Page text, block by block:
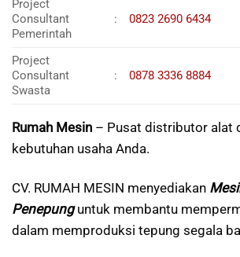
Project
Consultant
Pemerintah
: 0823 2690 6434
Project
Consultant
Swasta
: 0878 3336 8884
Rumah Mesin – Pusat distributor alat
kebutuhan usaha Anda.
CV. RUMAH MESIN menyediakan
Penepunguntuk membantu
dalam memproduksi tepung segala